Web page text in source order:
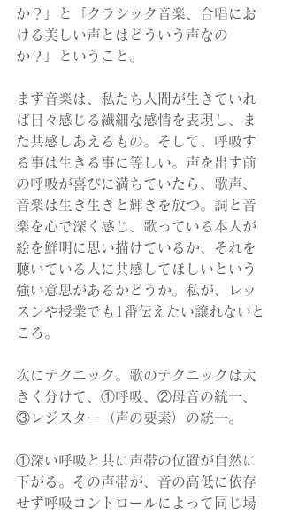
か？」と「クラシック音楽、合唱にお
ける美しい声とはどういう声なの
か？」ということ。
まず音楽は、私たち人間が生きていれ
ば日々感じる繊細な感情を表現し、ま
た共感しあえるもの。そして、呼吸す
る事は生きる事に等しい。声を出す前
の呼吸が喜びに満ちていたら、歌声、
音楽は生き生きと輝きを放つ。詞と音
楽を心で深く感じ、歌っている本人が
絵を鮮明に思い描けているか、それを
聴いている人に共感してほしいという
強い意思があるかどうか。私が、レッ
スンや授業でも1番伝えたい譲れないと
ころ。
次にテクニック。歌のテクニックは大
きく分けて、①呼吸、②母音の統一、
③レジスター（声の要素）の統一。
①深い呼吸と共に声帯の位置が自然に
下がる。その声帯が、音の高低に依存
せず呼吸コントロールによって同じ場